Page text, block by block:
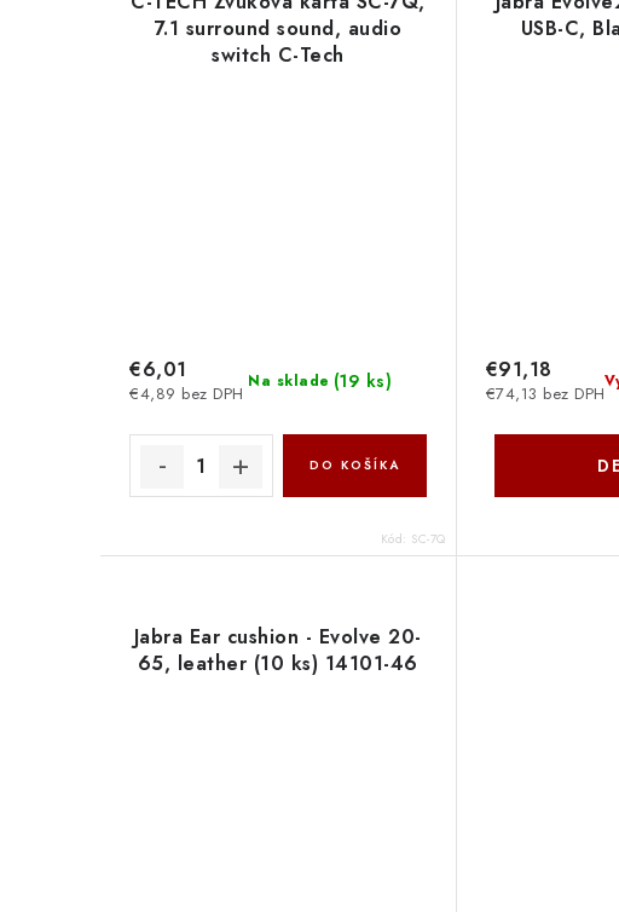
7.1 surround sound, audio
switch C-Tech
Na sklade (19 ks)
€4,89 bez DPH
€6,01
DO KOŠÍKA
Kód: SC-7Q
USB-C,
€74,13 bez DPH
€91,18
Jabra Ear cushion - Evolve 20-
65, leather (10 ks) 14101-46